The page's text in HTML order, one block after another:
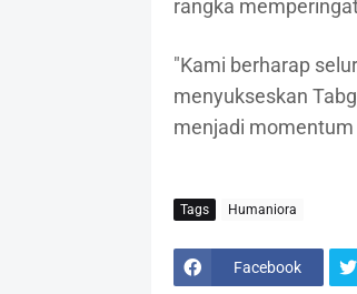
rangka
"Kami berharap
menyukseskan
menjadi
Tags Humaniora
Facebook